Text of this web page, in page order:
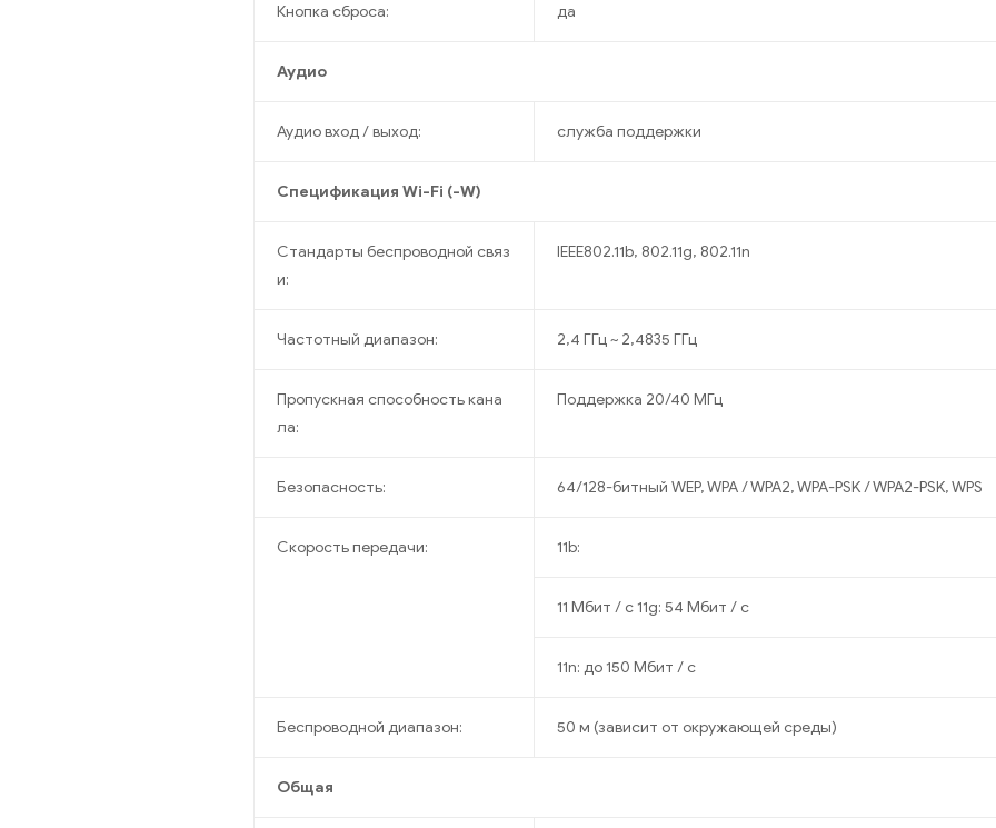
Кнопка сброса: да
Аудио
Аудио вход / выход: служба поддержки
Спецификация Wi-Fi (-W)
Стандарты беспроводной связ
и:
IEEE802.11b, 802.11g, 802.11n
Частотный диапазон: 2,4 ГГц ~ 2,4835 ГГц
Пропускная способность кана
ла:
Поддержка 20/40 МГц
Безопасность: 64/128-битный WEP, WPA / WPA2, WPA-PSK / WPA2-PSK, WPS
Скорость передачи: 11b:
11 Мбит / с 11g: 54 Мбит / с
11n: до 150 Мбит / с
Беспроводной диапазон: 50 м (зависит от окружающей среды)
Общая